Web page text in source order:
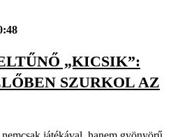
„KICSIK”:
SZURKOL AZ